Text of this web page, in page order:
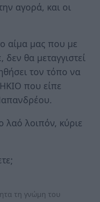
αγορά, και οι
αίμα μας που με
θα μεταγγιστεί
τον τόπο να
που είπε
λοιπόν, κύριε
τη γνώμη του